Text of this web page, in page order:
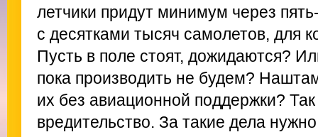
летчики придут минимум через
с десятками тысяч самолетов, для
Пусть в поле стоят, дожидаются?
пока производить не будем?
их без авиационной поддержки?
вредительство. За такие дела